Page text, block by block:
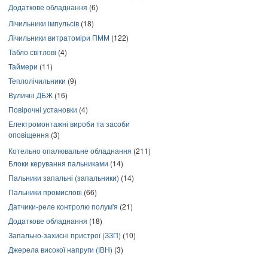
Додаткове обладнання (6)
Лічильники імпульсів (18)
Лічильники витратоміри ПММ (122)
Табло світлові (4)
Таймери (11)
Теплолічильники (9)
Вуличні ДБЖ (16)
Повірочні установки (4)
Електромонтажні вироби та засоби
оповіщення (3)
Котельно опалювальне обладнання (211)
Блоки керування пальниками (14)
Пальники запальні (запальники) (14)
Пальники промислові (66)
Датчики-реле контролю полум'я (21)
Додаткове обладнання (18)
Запально-захисні пристрої (ЗЗП) (10)
Джерела високої напруги (ІВН) (3)